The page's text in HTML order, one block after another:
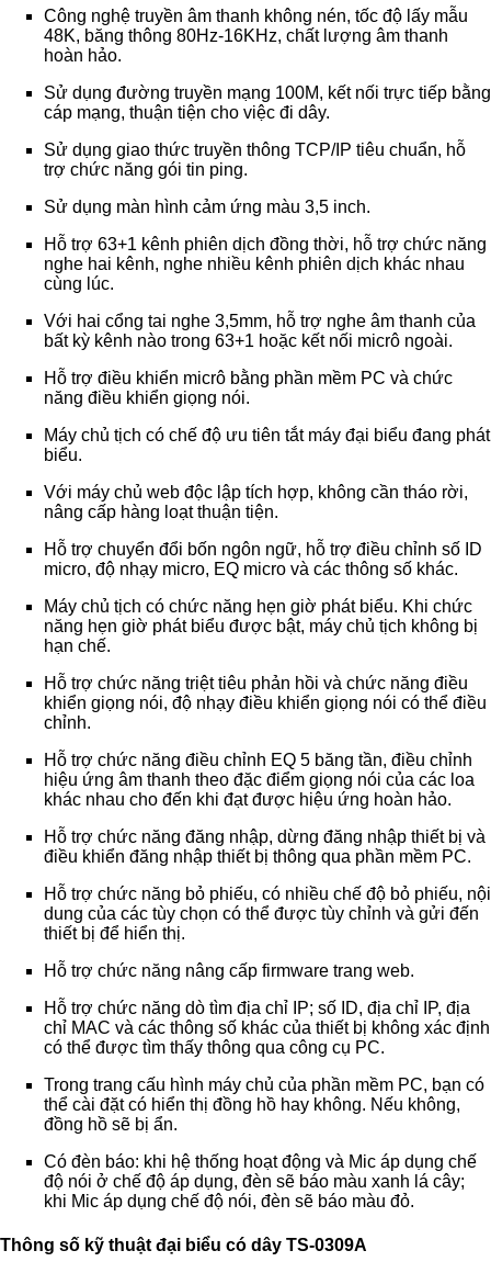
Công nghệ truyền âm thanh không nén, tốc độ lấy mẫu
48K, băng thông 80Hz-16KHz, chất lượng âm thanh
hoàn hảo.
Sử dụng đường truyền mạng 100M, kết nối trực tiếp bằng
cáp mạng, thuận tiện cho việc đi dây.
Sử dụng giao thức truyền thông TCP/IP tiêu chuẩn, hỗ
trợ chức năng gói tin ping.
Sử dụng màn hình cảm ứng màu 3,5 inch.
Hỗ trợ 63+1 kênh phiên dịch đồng thời, hỗ trợ chức năng
nghe hai kênh, nghe nhiều kênh phiên dịch khác nhau
cùng lúc.
Với hai cổng tai nghe 3,5mm, hỗ trợ nghe âm thanh của
bất kỳ kênh nào trong 63+1 hoặc kết nối micrô ngoài.
Hỗ trợ điều khiển micrô bằng phần mềm PC và chức
năng điều khiển giọng nói.
Máy chủ tịch có chế độ ưu tiên tắt máy đại biểu đang phát
biểu.
Với máy chủ web độc lập tích hợp, không cần tháo rời,
nâng cấp hàng loạt thuận tiện.
Hỗ trợ chuyển đổi bốn ngôn ngữ, hỗ trợ điều chỉnh số ID
micro, độ nhạy micro, EQ micro và các thông số khác.
Máy chủ tịch có chức năng hẹn giờ phát biểu. Khi chức
năng hẹn giờ phát biểu được bật, máy chủ tịch không bị
hạn chế.
Hỗ trợ chức năng triệt tiêu phản hồi và chức năng điều
khiển giọng nói, độ nhạy điều khiển giọng nói có thể điều
chỉnh.
Hỗ trợ chức năng điều chỉnh EQ 5 băng tần, điều chỉnh
hiệu ứng âm thanh theo đặc điểm giọng nói của các loa
khác nhau cho đến khi đạt được hiệu ứng hoàn hảo.
Hỗ trợ chức năng đăng nhập, dừng đăng nhập thiết bị và
điều khiển đăng nhập thiết bị thông qua phần mềm PC.
Hỗ trợ chức năng bỏ phiếu, có nhiều chế độ bỏ phiếu, nội
dung của các tùy chọn có thể được tùy chỉnh và gửi đến
thiết bị để hiển thị.
Hỗ trợ chức năng nâng cấp firmware trang web.
Hỗ trợ chức năng dò tìm địa chỉ IP; số ID, địa chỉ IP, địa
chỉ MAC và các thông số khác của thiết bị không xác định
có thể được tìm thấy thông qua công cụ PC.
Trong trang cấu hình máy chủ của phần mềm PC, bạn có
thể cài đặt có hiển thị đồng hồ hay không. Nếu không,
đồng hồ sẽ bị ẩn.
Có đèn báo: khi hệ thống hoạt động và Mic áp dụng chế
độ nói ở chế độ áp dụng, đèn sẽ báo màu xanh lá cây;
khi Mic áp dụng chế độ nói, đèn sẽ báo màu đỏ.
Thông số kỹ thuật đại biểu có dây TS-0309A